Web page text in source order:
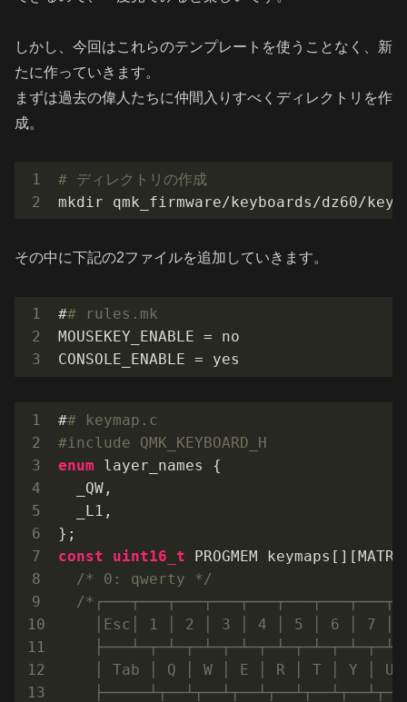
しかし、今回はこれらのテンプレートを使うことなく、新
たに作っていきます。
まずは過去の偉人たちに仲間入りすべくディレクトリを作
成。
# ディレクトリの作成
mkdir qmk_firmware/keyboards/dz60/
その中に下記の2ファイルを追加していきます。
## rules.mk
MOUSEKEY_ENABLE = no
CONSOLE_ENABLE = yes
## keymap.c
#include QMK_KEYBOARD_H
enum layer_names {
  _QW,
  _L1,
const
uint16_t PROGMEM
/* 0: qwerty */
/
│Esc│ 1 │ 2 │ 3 │ 4 │ 5 │ 6 │ 7 │
│ Tab │ Q │ W │ E │ R │ T │ Y │ U